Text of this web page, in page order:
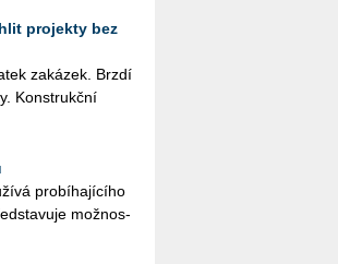
projekty bez
za­ká­zek. Brzdí
Kon­strukč­ní
pro­bí­ha­jí­cí­ho
mož­nos­